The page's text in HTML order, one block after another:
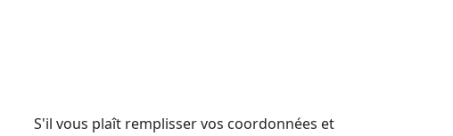
S'il vous plaît remplisser vos coordonnées et